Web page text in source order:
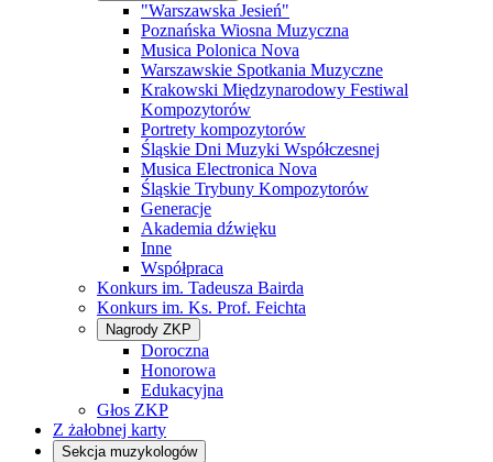
"Warszawska Jesień"
Poznańska Wiosna Muzyczna
Musica Polonica Nova
Warszawskie Spotkania Muzyczne
Krakowski Międzynarodowy Festiwal
Kompozytorów
Portrety kompozytorów
Śląskie Dni Muzyki Współczesnej
Musica Electronica Nova
Śląskie Trybuny Kompozytorów
Generacje
Akademia dźwięku
Inne
Współpraca
Konkurs im. Tadeusza Bairda
Konkurs im. Ks. Prof. Feichta
Nagrody ZKP
Doroczna
Honorowa
Edukacyjna
Głos ZKP
Z żałobnej karty
Sekcja muzykologów